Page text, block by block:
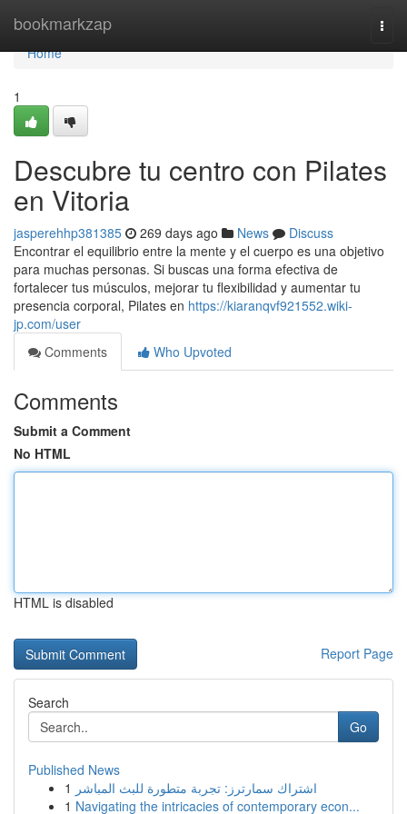
bookmarkzap
Home
Home
1
Descubre tu centro con Pilates
en Vitoria
jasperehhp381385 269 days ago News
Discuss
Encontrar el equilibrio entre la mente y el cuerpo es una objetivo
para muchas personas. Si buscas una forma efectiva de
fortalecer tus músculos, mejorar tu flexibilidad y aumentar tu
presencia corporal, Pilates en https://kiaranqvf921552.wiki-
jp.com/user
Comments
Who Upvoted
Comments
Submit a Comment
No HTML
HTML is disabled
Report Page
Search
Go
Published News
1 اشتراك سمارترز: تجربة متطورة للبث المباشر
1 Navigating the intricacies of contemporary econ...